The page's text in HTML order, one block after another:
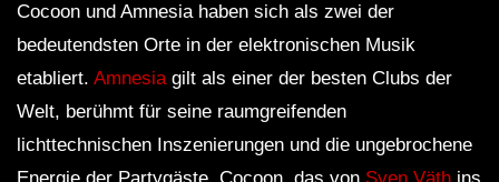
Cocoon und Amnesia haben sich als zwei der
bedeutendsten Orte in der elektronischen Musik
etabliert. Amnesiagilt als einer der besten Clubs der
Welt, berühmt für seine raumgreifenden
lichttechnischen Inszenierungen und die ungebrochene